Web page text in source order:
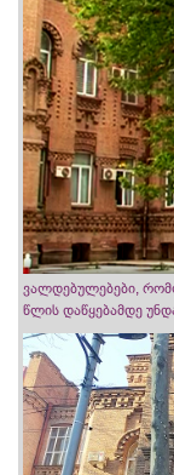
ვალდებულებები,
წლის დაწყებამდე